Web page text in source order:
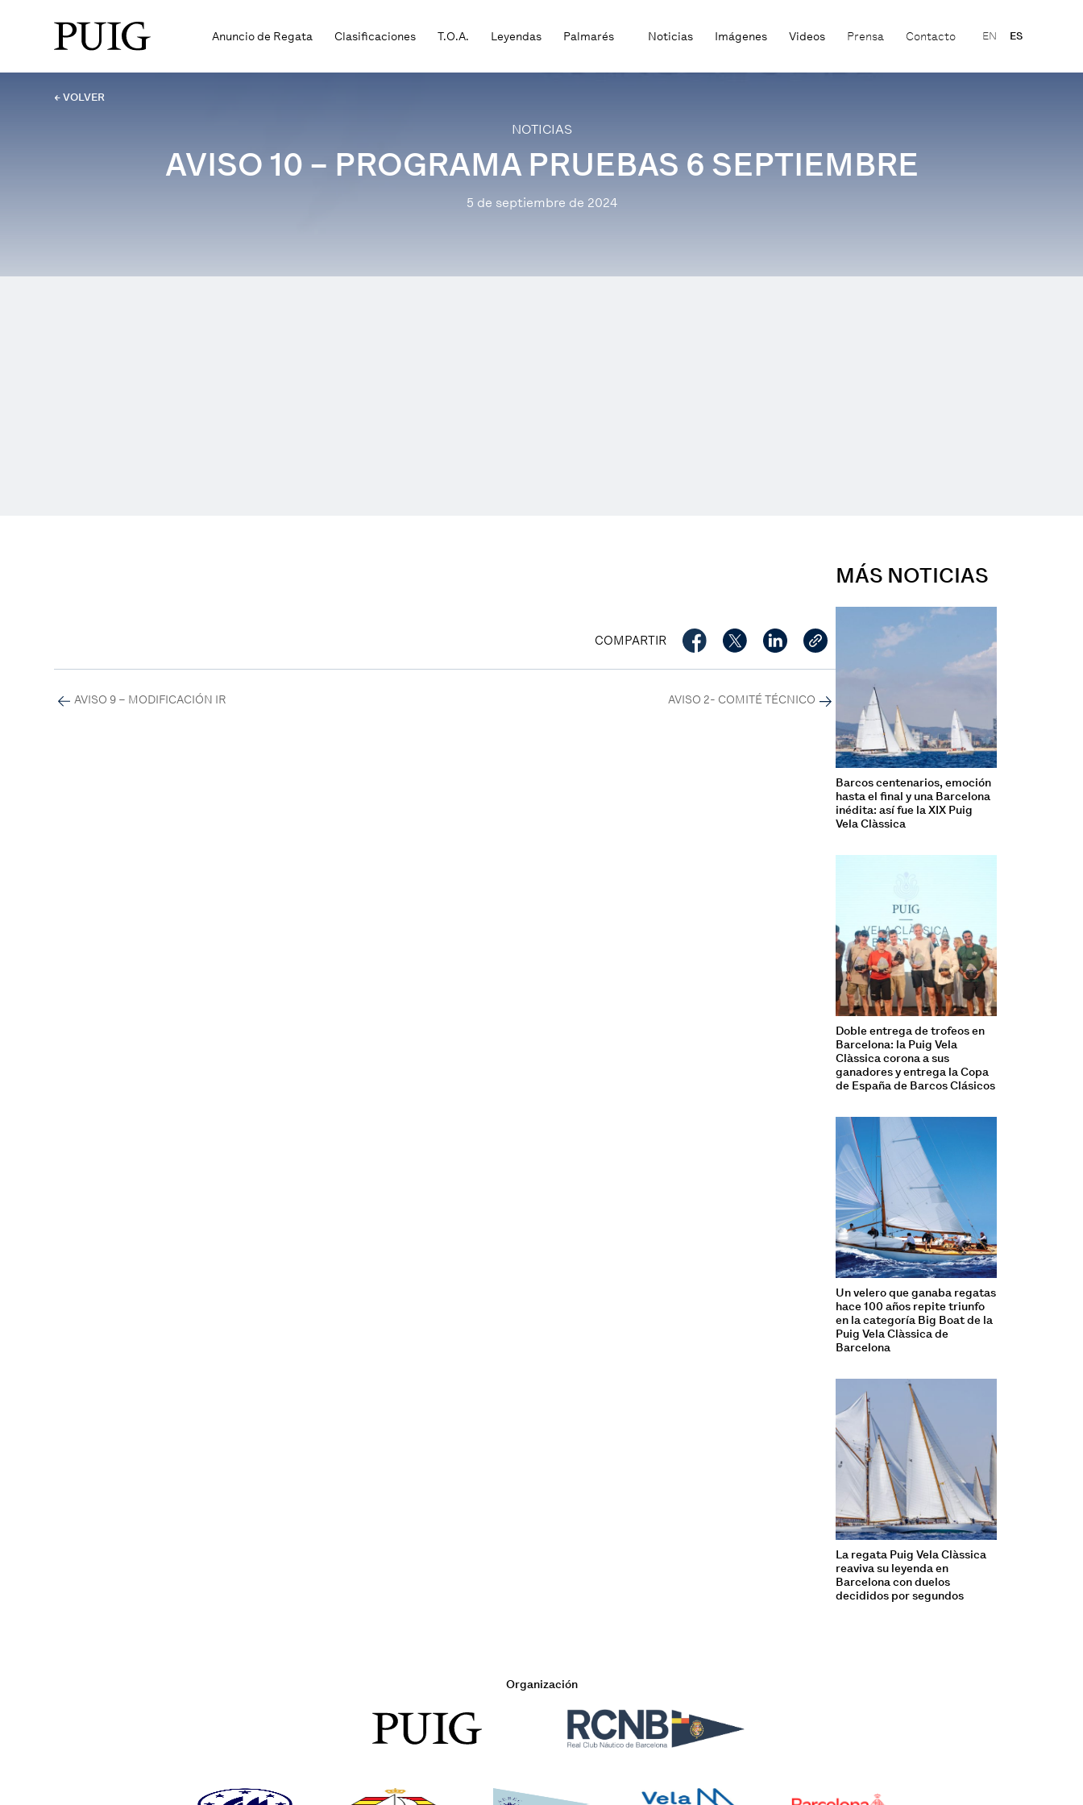
Anuncio de Regata Clasificaciones T.O.A. Leyendas Palmarés Noticias Imágenes Videos Prensa Contacto EN ES
← VOLVER
NOTICIAS
AVISO 10 – PROGRAMA PRUEBAS 6 SEPTIEMBRE
5 de septiembre de 2024
COMPARTIR
AVISO 9 – MODIFICACIÓN IR AVISO 2- COMITÉ TÉCNICO
MÁS NOTICIAS
Barcos centenarios, emoción
hasta el final y una Barcelona
inédita: así fue la XIX Puig
Vela Clàssica
Doble entrega de trofeos en
Barcelona: la Puig Vela
Clàssica corona a sus
ganadores y entrega la Copa
de España de Barcos Clásicos
Un velero que ganaba regatas
hace 100 años repite triunfo
en la categoría Big Boat de la
Puig Vela Clàssica de
Barcelona
La regata Puig Vela Clàssica
reaviva su leyenda en
Barcelona con duelos
decididos por segundos
Organización